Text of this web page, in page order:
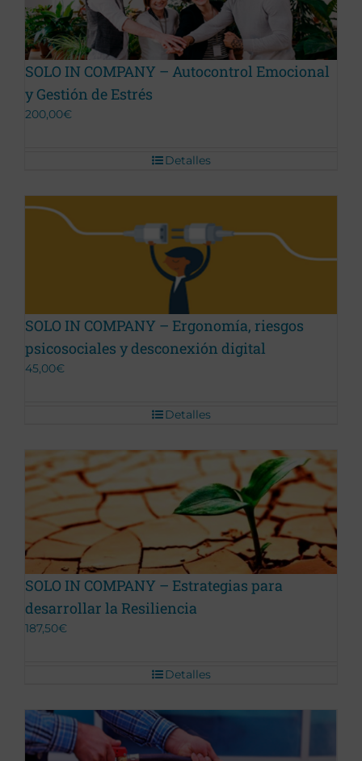
Promoción Terminada
SOLO IN COMPANY – Autocontrol Emocional
y Gestión de Estrés
200,00€
Detalles
SOLO IN COMPANY – Ergonomía, riesgos
psicosociales y desconexión digital
45,00€
Detalles
Promoción Terminada
SOLO IN COMPANY – Estrategias para
desarrollar la Resiliencia
187,50€
Detalles